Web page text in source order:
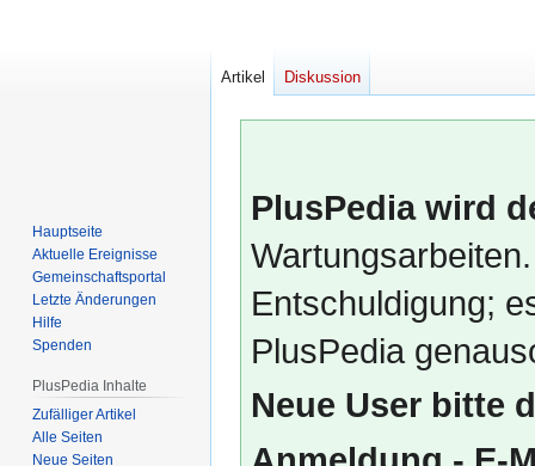
PlusPedia wird
Entschuldigung;
PlusPedia
Neue User bitte
Artikel Diskussion
Hauptseite
Aktuelle Ereignisse
Gemeinschafts­portal
Letzte Änderungen
Hilfe
Spenden
PlusPedia Inhalte
Zufälliger Artikel
Alle Seiten
Neue Seiten